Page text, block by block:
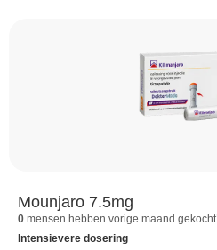
Mounjaro 7.5mg
0 mensen hebben vorige maand gekocht
Intensievere dosering